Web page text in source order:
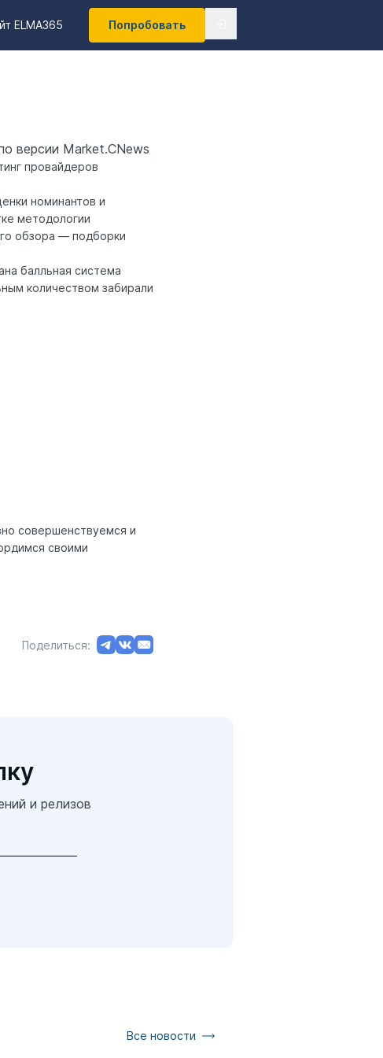
ELMA365 Попробовать
версии Market.CNews
провайдеров
номинантов и
методологии
обзора — подборки
балльная система
количеством забирали
совершенствуемся и
своими
Поделиться:
и релизов
Все новости